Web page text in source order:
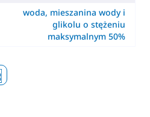
woda, mieszanina wody i
glikolu o stężeniu
maksymalnym 50%